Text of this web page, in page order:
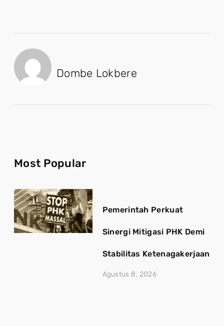
Dombe Lokbere
Most Popular
Pemerintah Perkuat
Sinergi Mitigasi PHK Demi
Stabilitas Ketenagakerjaan
Agustus 8, 2026